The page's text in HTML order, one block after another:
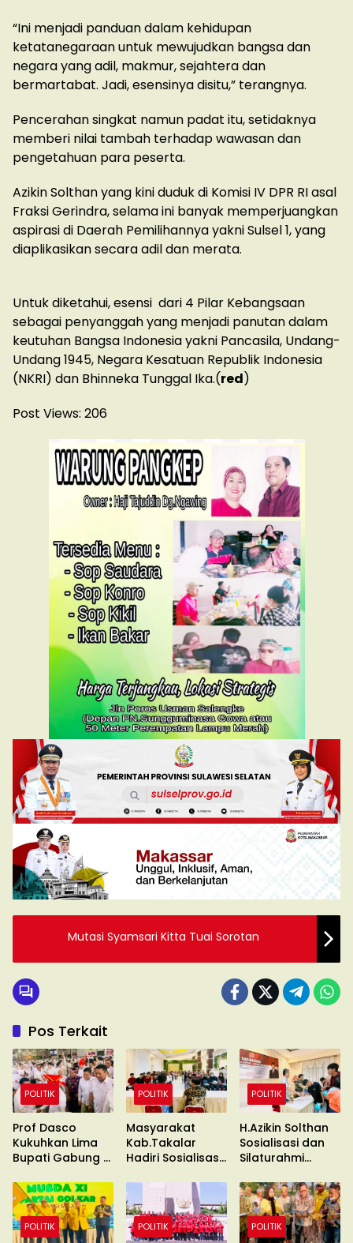
“Ini menjadi panduan dalam kehidupan
ketatanegaraan untuk mewujudkan bangsa dan
negara yang adil, makmur, sejahtera dan
bermartabat. Jadi, esensinya disitu,” terangnya.
Pencerahan singkat namun padat itu, setidaknya
memberi nilai tambah terhadap wawasan dan
pengetahuan para peserta.
Azikin Solthan yang kini duduk di Komisi IV DPR RI asal
Fraksi Gerindra, selama ini banyak memperjuangkan
aspirasi di Daerah Pemilihannya yakni Sulsel 1, yang
diaplikasikan secara adil dan merata.
Untuk diketahui, esensi dari 4 Pilar Kebangsaan
sebagai penyanggah yang menjadi panutan dalam
keutuhan Bangsa Indonesia yakni Pancasila, Undang-
Undang 1945, Negara Kesatuan Republik Indonesia
(NKRI) dan Bhinneka Tunggal Ika.(red)
Post Views: 206
Mutasi Syamsari Kitta Tuai Sorotan
Pos Terkait
POLITIK
Prof Dasco
Kukuhkan Lima
Bupati Gabung di
POLITIK
Masyarakat
Kab.Takalar
Hadiri Sosialisasi
POLITIK
H.Azikin Solthan
Sosialisasi dan
Silaturahmi
POLITIK POLITIK POLITIK